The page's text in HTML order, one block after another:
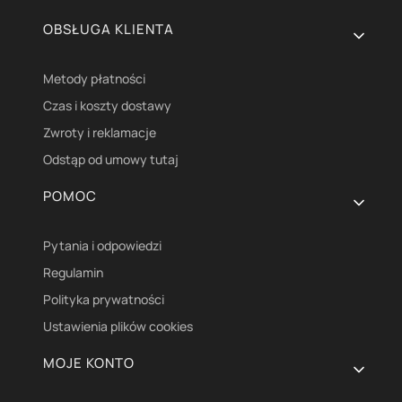
OBSŁUGA KLIENTA
Metody płatności
Czas i koszty dostawy
Zwroty i reklamacje
Odstąp od umowy tutaj
POMOC
Pytania i odpowiedzi
Regulamin
Polityka prywatności
Ustawienia plików cookies
MOJE KONTO